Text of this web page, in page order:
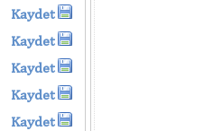
Kaydet
Kaydet
Kaydet
Kaydet
Kaydet